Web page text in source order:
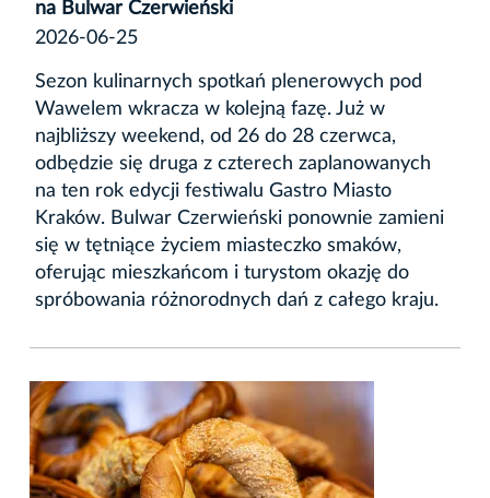
na Bulwar Czerwieński
2026-06-25
Sezon kulinarnych spotkań plenerowych pod
Wawelem wkracza w kolejną fazę. Już w
najbliższy weekend, od 26 do 28 czerwca,
odbędzie się druga z czterech zaplanowanych
na ten rok edycji festiwalu Gastro Miasto
Kraków. Bulwar Czerwieński ponownie zamieni
się w tętniące życiem miasteczko smaków,
oferując mieszkańcom i turystom okazję do
spróbowania różnorodnych dań z całego kraju.